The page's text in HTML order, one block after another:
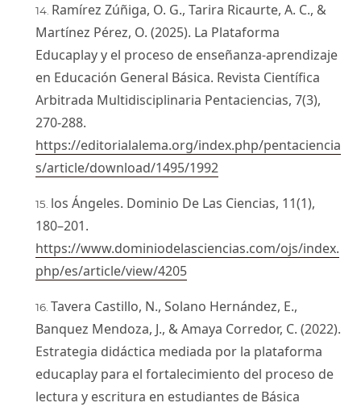
Ramírez Zúñiga, O. G., Tarira Ricaurte, A. C., &
Martínez Pérez, O. (2025). La Plataforma
Educaplay y el proceso de enseñanza-aprendizaje
en Educación General Básica. Revista Científica
Arbitrada Multidisciplinaria Pentaciencias, 7(3),
270-288.
https://editorialalema.org/index.php/pentaciencia
s/article/download/1495/1992
los Ángeles. Dominio De Las Ciencias, 11(1),
180–201.
https://www.dominiodelasciencias.com/ojs/index.
php/es/article/view/4205
Tavera Castillo, N., Solano Hernández, E.,
Banquez Mendoza, J., & Amaya Corredor, C. (2022).
Estrategia didáctica mediada por la plataforma
educaplay para el fortalecimiento del proceso de
lectura y escritura en estudiantes de Básica